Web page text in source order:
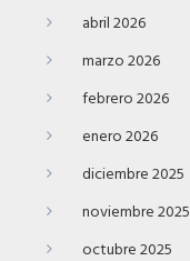
abril 2026
marzo 2026
febrero 2026
enero 2026
diciembre 2025
noviembre 2025
octubre 2025